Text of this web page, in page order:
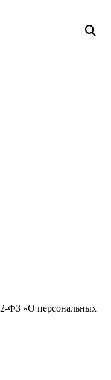
ФЗ «О персональных